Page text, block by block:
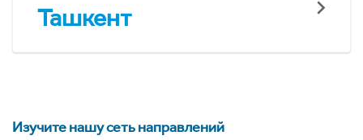
Ташкент
Изучите нашу сеть направлений